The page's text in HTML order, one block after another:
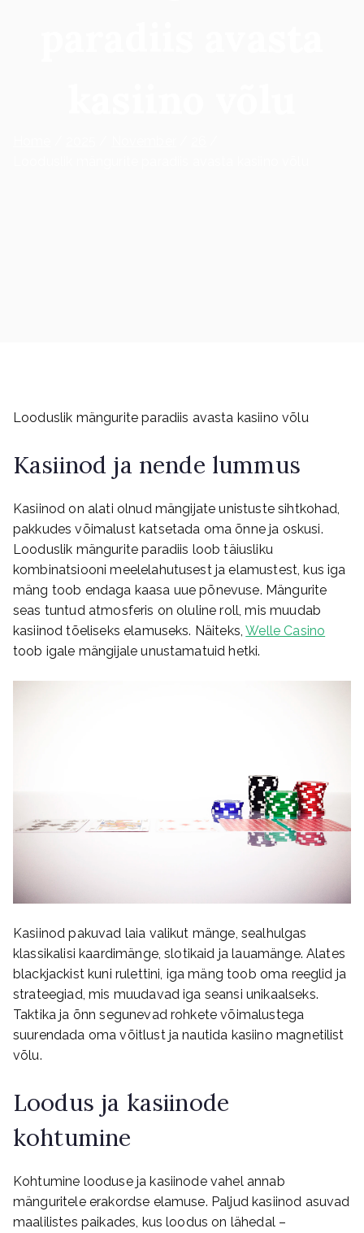
Looduslik mängurite paradiis avasta kasiino võlu
Kasiinod ja nende lummus
Kasiinod on alati olnud mängijate unistuste sihtkohad,
pakkudes võimalust katsetada oma õnne ja oskusi.
Looduslik mängurite paradiis loob täiusliku
kombinatsiooni meelelahutusest ja elamustest, kus iga
mäng toob endaga kaasa uue põnevuse. Mängurite
seas tuntud atmosferis on oluline roll, mis muudab
kasiinod tõeliseks elamuseks. Näiteks,Welle Casino
toob igale mängijale unustamatuid hetki.
Kasiinod pakuvad laia valikut mänge, sealhulgas
klassikalisi kaardimänge, slotikaid ja lauamänge. Alates
blackjackist kuni rulettini, iga mäng toob oma reeglid ja
strateegiad, mis muudavad iga seansi unikaalseks.
Taktika ja õnn segunevad rohkete võimalustega
suurendada oma võitlust ja nautida kasiino magnetilist
võlu.
Loodus ja kasiinode
kohtumine
Kohtumine looduse ja kasiinode vahel annab
mänguritele erakordse elamuse. Paljud kasiinod asuvad
maalilistes paikades, kus loodus on lähedal –